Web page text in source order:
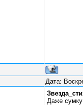
Дата:
Даже сумку